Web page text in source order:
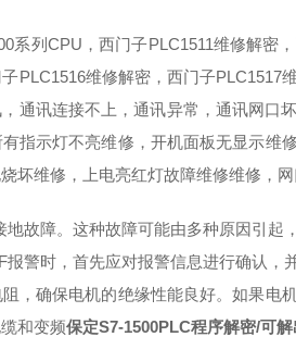
系列CPU，西门子PLC1511维修解密
PLC1516维修解密，西门子PLC1517
通讯连接不上，通讯异常，通讯网口
指示灯不亮维修，开机面板无显示维
坏维修，上电亮红灯故障维修维修，
故障。这种故障可能由多种原因引起
警时，首先应对报警信息进行确认，
，确保电机的绝缘性能良好。如果电
和变频保定S7-1500PLC程序解密/可